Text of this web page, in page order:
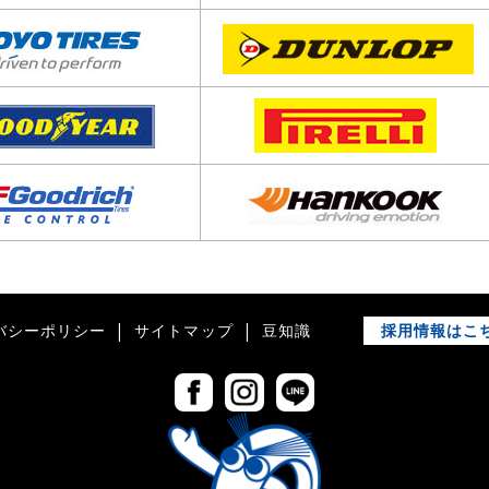
シーポリシー サイトマップ 豆知識 採用情報はこ